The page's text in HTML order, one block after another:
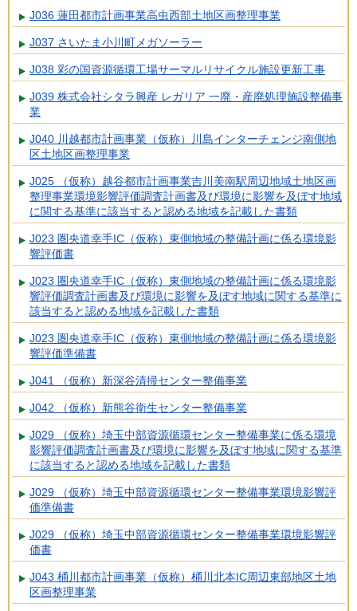
J036 蓮田都市計画事業高虫西部土地区画整理事業
J037 さいたま小川町メガソーラー
J038 彩の国資源循環工場サーマルリサイクル施設更新工事
J039 株式会社シタラ興産 レガリア 一廃・産廃処理施設整備事
業
J040 川越都市計画事業（仮称）川島インターチェンジ南側地
区土地区画整理事業
J025 （仮称）越谷都市計画事業吉川美南駅周辺地域土地区画
整理事業環境影響評価調査計画書及び環境に影響を及ぼす地域
に関する基準に該当すると認める地域を記載した書類
J023 圏央道幸手IC（仮称）東側地域の整備計画に係る環境影
響評価書
J023 圏央道幸手IC（仮称）東側地域の整備計画に係る環境影
響評価調査計画書及び環境に影響を及ぼす地域に関する基準に
該当すると認める地域を記載した書類
J023 圏央道幸手IC（仮称）東側地域の整備計画に係る環境影
響評価準備書
J041 （仮称）新深谷清掃センター整備事業
J042 （仮称）新熊谷衛生センター整備事業
J029 （仮称）埼玉中部資源循環センター整備事業に係る環境
影響評価調査計画書及び環境に影響を及ぼす地域に関する基準
に該当すると認める地域を記載した書類
J029 （仮称）埼玉中部資源循環センター整備事業環境影響評
価準備書
J029 （仮称）埼玉中部資源循環センター整備事業環境影響評
価書
J043 桶川都市計画事業（仮称）桶川北本IC周辺東部地区土地
区画整理事業